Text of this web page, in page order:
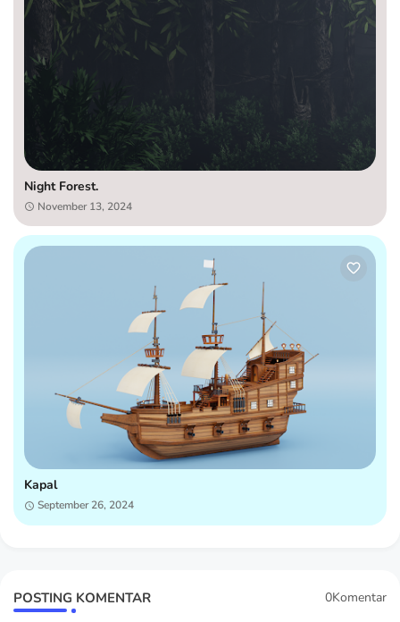
Night Forest.
November 13, 2024
Kapal
September 26, 2024
POSTING KOMENTAR 0Komentar